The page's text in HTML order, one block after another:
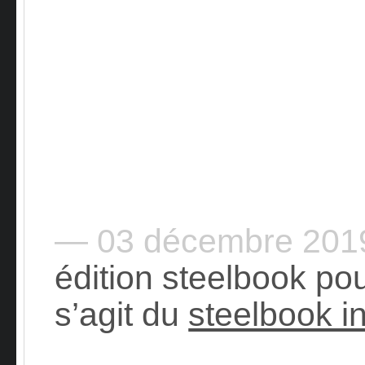
— 03 décembre
édition steelbook
s’agit du steelbook